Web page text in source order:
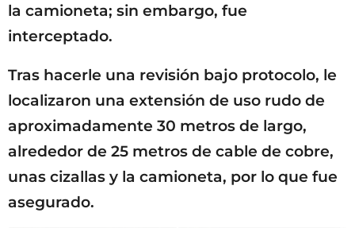
la camioneta; sin embargo, fue
interceptado.
Tras hacerle una revisión bajo protocolo, le
localizaron una extensión de uso rudo de
aproximadamente 30 metros de largo,
alrededor de 25 metros de cable de cobre,
unas cizallas y la camioneta, por lo que fue
asegurado.